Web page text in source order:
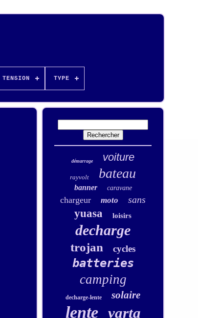
TENSION TYPE
démarrage voiture
rayvolt bateau
banner caravane
chargeur moto sans
yuasa loisirs
decharge
trojan cycles
batteries
camping
decharge-lente solaire
lente varta